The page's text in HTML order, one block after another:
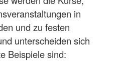
in
und zu festen
unterscheiden sich
Beispiele sind: